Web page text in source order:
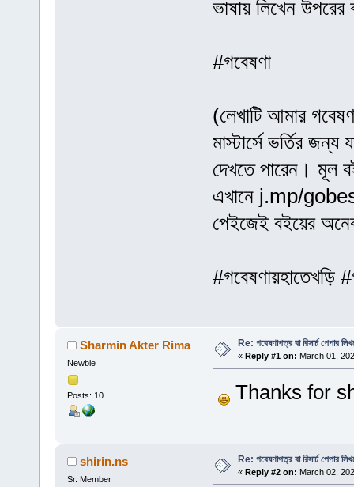
ভাষায় লিখেন
#গবেষণা
(লেখাটি আমার
মাস্টার্সে ভর্তির
দেখতে পারেন। মূল
এখানে j.mp/
পেইজেই বইয়ের
#গবেষণায়হাতেখড়ি
Sharmin Akter Rima
Newbie
Posts: 10
Re: গবেষণাপত্র বা রিসার্চ পেপার
« Reply #1 on: March 01,
Thanks for
shirin.ns
Sr. Member
Re: গবেষণাপত্র বা রিসার্চ পেপার
« Reply #2 on: March 02,